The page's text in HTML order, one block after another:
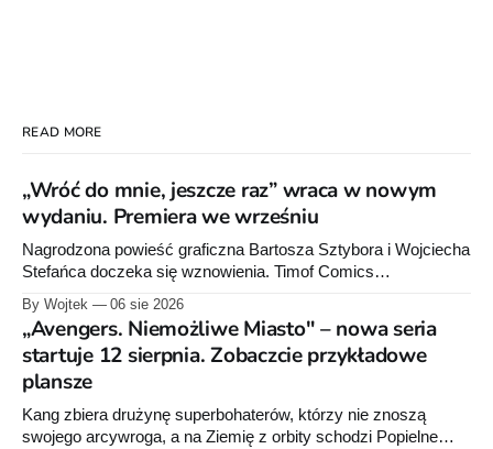
READ MORE
„Wróć do mnie, jeszcze raz” wraca w nowym
wydaniu. Premiera we wrześniu
Nagrodzona powieść graficzna Bartosza Sztybora i Wojciecha
Stefańca doczeka się wznowienia. Timof Comics
przygotowuje nową edycję albumu „Wróć do mnie, jeszcze
raz”, którego pierwsze wydanie ukazało się w 2015 roku.
By Wojtek 06 sie 2026
„Avengers. Niemożliwe Miasto" – nowa seria
startuje 12 sierpnia. Zobaczcie przykładowe
plansze
Kang zbiera drużynę superbohaterów, którzy nie znoszą
swojego arcywroga, a na Ziemię z orbity schodzi Popielne